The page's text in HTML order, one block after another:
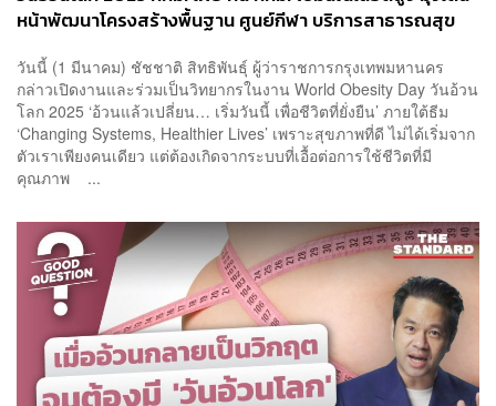
หน้าพัฒนาโครงสร้างพื้นฐาน ศูนย์กีฬา บริการสาธารณสุข
วันนี้ (1 มีนาคม) ชัชชาติ สิทธิพันธุ์ ผู้ว่าราชการกรุงเทพมหานคร
กล่าวเปิดงานและร่วมเป็นวิทยากรในงาน World Obesity Day วันอ้วน
โลก 2025 ‘อ้วนแล้วเปลี่ยน… เริ่มวันนี้ เพื่อชีวิตที่ยั่งยืน’ ภายใต้ธีม
‘Changing Systems, Healthier Lives’ เพราะสุขภาพที่ดี ไม่ได้เริ่มจาก
ตัวเราเพียงคนเดียว แต่ต้องเกิดจากระบบที่เอื้อต่อการใช้ชีวิตที่มี
คุณภาพ ...